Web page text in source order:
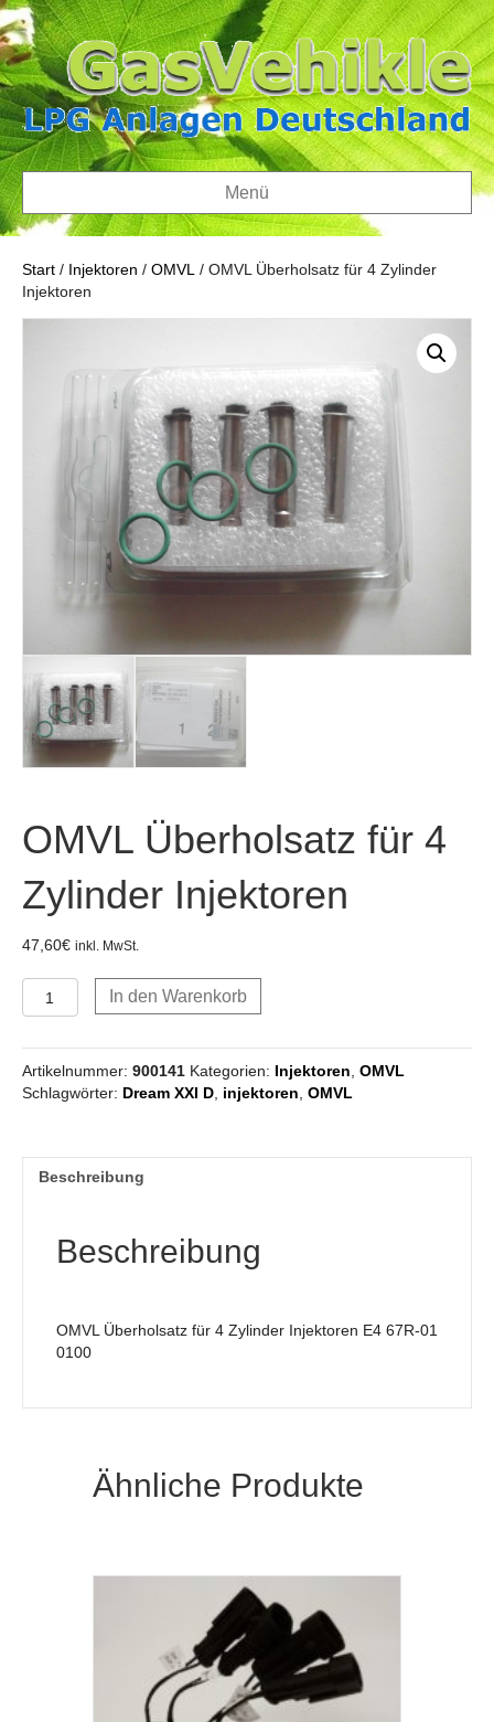
Menü
Start / Injektoren / OMVL / OMVL Überholsatz für 4 Zylinder
Injektoren
OMVL Überholsatz für 4
Zylinder Injektoren
47,60€ inkl. MwSt.
OMVL
Überholsatz
4
Zylinder
Injektoren
In den Warenkorb
Artikelnummer: 900141 Kategorien: Injektoren, OMVL
Schlagwörter: Dream XXI D, injektoren, OMVL
Beschreibung
Beschreibung
OMVL Überholsatz für 4 Zylinder Injektoren E4 67R-01
0100
Ähnliche Produkte